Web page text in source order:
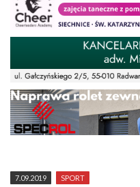
7.09.2019 SPORT